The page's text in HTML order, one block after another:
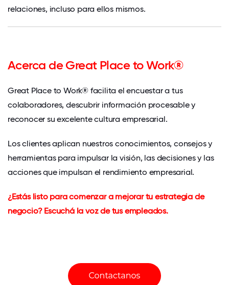
relaciones, incluso para ellos mismos.
Acerca de Great Place to Work®
Great Place to Work® facilita el encuestar a tus
colaboradores, descubrir información procesable y
reconocer su excelente cultura empresarial.
Los clientes aplican nuestros conocimientos, consejos y
herramientas para impulsar la visión, las decisiones y las
acciones que impulsan el rendimiento empresarial.
¿Estás listo para comenzar a mejorar tu estrategia de
negocio? Escuchá la voz de tus empleados.